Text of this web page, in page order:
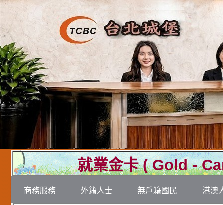
就業金卡( Gold -
商務服務 外籍人士 無戶籍國民 港澳